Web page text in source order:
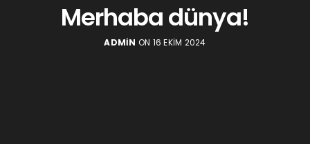
Merhaba dünya!
ADMIN ON 16 EKIM 2024